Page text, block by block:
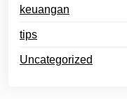
keuangan
tips
Uncategorized